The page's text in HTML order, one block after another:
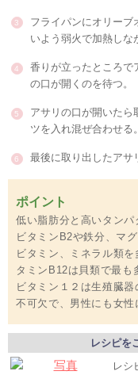
フライパンにオリーブ
いよう弱火で加熱しな
香りが立ったところで
の口が開くのを待つ。
アサリの口が開いたら
ツを入れ混ぜ合わせる。
最後に取り出したアサ
ポイント
低い脂肪分と高いタンパ
ビタミンB2や鉄分、マ
ビタミン、ミネラル類
タミンB12は貝類で最も
ビタミン１２は生殖臓
不可欠で、男性にも女性
レシピを
レシ